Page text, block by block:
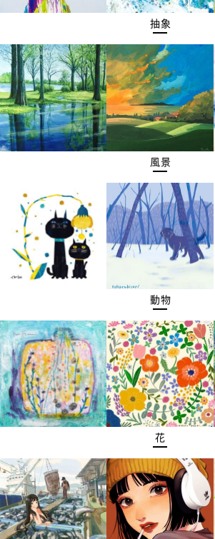
抽象
風景
動物
花